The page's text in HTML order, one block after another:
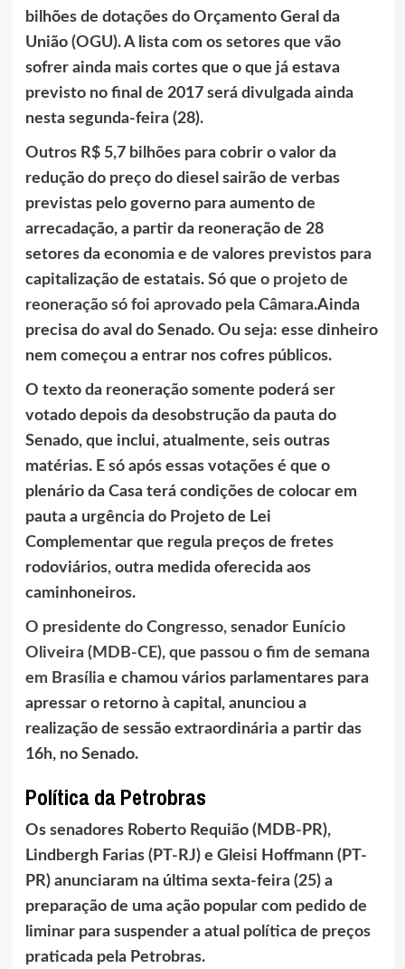
bilhões de dotações do Orçamento Geral da
União (OGU). A lista com os setores que vão
sofrer ainda mais cortes que o que já estava
previsto no final de 2017 será divulgada ainda
nesta segunda-feira (28).
Outros R$ 5,7 bilhões para cobrir o valor da
redução do preço do diesel sairão de verbas
previstas pelo governo para aumento de
arrecadação, a partir da reoneração de 28
setores da economia e de valores previstos para
capitalização de estatais. Só que o projeto de
reoneração só foi aprovado pela Câmara.Ainda
precisa do aval do Senado. Ou seja: esse dinheiro
nem começou a entrar nos cofres públicos.
O texto da reoneração somente poderá ser
votado depois da desobstrução da pauta do
Senado, que inclui, atualmente, seis outras
matérias. E só após essas votações é que o
plenário da Casa terá condições de colocar em
pauta a urgência do Projeto de Lei
Complementar que regula preços de fretes
rodoviários, outra medida oferecida aos
caminhoneiros.
O presidente do Congresso, senador Eunício
Oliveira (MDB-CE), que passou o fim de semana
em Brasília e chamou vários parlamentares para
apressar o retorno à capital, anunciou a
realização de sessão extraordinária a partir das
16h, no Senado.
Política da Petrobras
Os senadores Roberto Requião (MDB-PR),
Lindbergh Farias (PT-RJ) e Gleisi Hoffmann (PT-
PR) anunciaram na última sexta-feira (25) a
preparação de uma ação popular com pedido de
liminar para suspender a atual política de preços
praticada pela Petrobras.